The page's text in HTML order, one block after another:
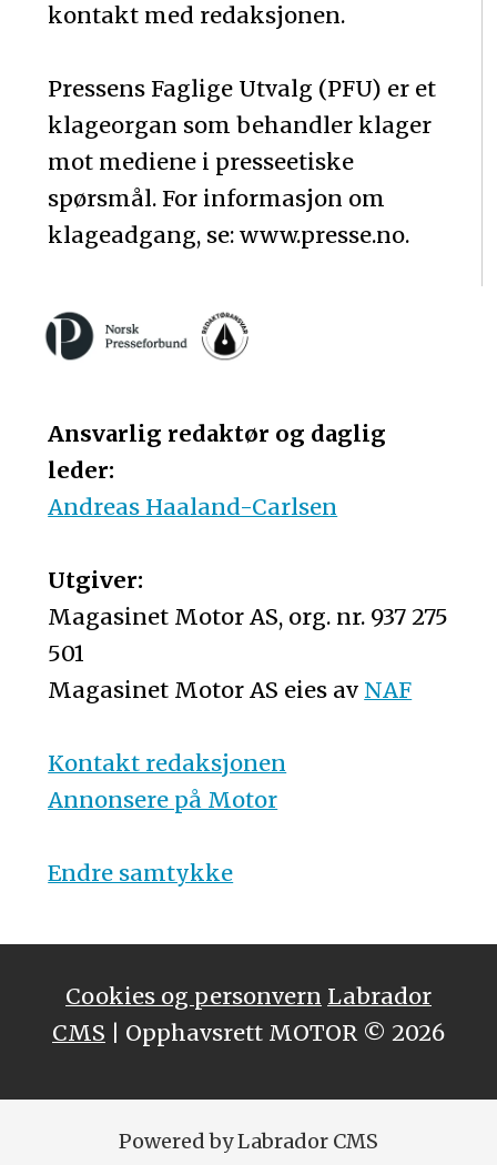
kontakt med redaksjonen.
Pressens Faglige Utvalg (PFU) er et
klageorgan som behandler klager
mot mediene i presseetiske
spørsmål. For informasjon om
klageadgang, se: www.presse.no.
Ansvarlig redaktør og daglig
leder:
Andreas Haaland-Carlsen
Utgiver:
Magasinet Motor AS, org. nr. 937 275
501
Magasinet Motor AS eies av NAF
Kontakt redaksjonen
Annonsere på Motor
Endre samtykke
Cookies og personvern Labrador
CMS | Opphavsrett MOTOR © 2026
Powered by Labrador CMS